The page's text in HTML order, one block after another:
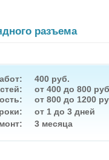
разъема
400 руб.
от 400 до 800
от 800 до 1200
от 1 до 3 дней
3 месяца